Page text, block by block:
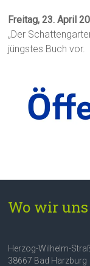
Freitag, 23. April
„Der
jüngstes Buch vor.
Wo wir
Herzog-Wilhelm-
38667 Bad Harzburg